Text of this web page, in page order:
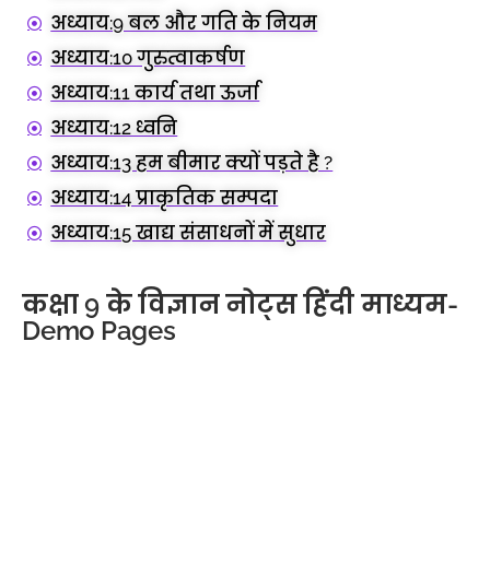
अध्याय:9 बल और गति के नियम
अध्याय:10 गुरुत्वाकर्षण
अध्याय:11 कार्य तथा ऊर्जा
अध्याय:12 ध्वनि
अध्याय:13 हम बीमार क्यों पड़ते है ?
अध्याय:14 प्राकृतिक सम्पदा
अध्याय:15 खाद्य संसाधनों में सुधार
कक्षा 9 के विज्ञान नोट्स हिंदी माध्यम-
Demo Pages